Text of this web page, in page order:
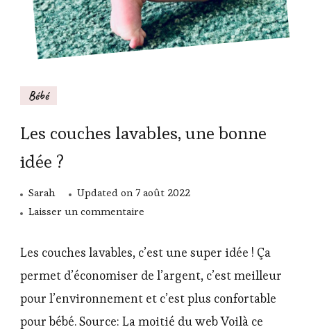
Bébé
Les couches lavables, une bonne
idée ?
Sarah Updated on 7 août 2022
Laisser un commentaire
couches
bonne
idée
Les couches lavables, c’est une super idée ! Ça
permet d’économiser de l’argent, c’est meilleur
pour l’environnement et c’est plus confortable
pour bébé. Source: La moitié du web Voilà ce